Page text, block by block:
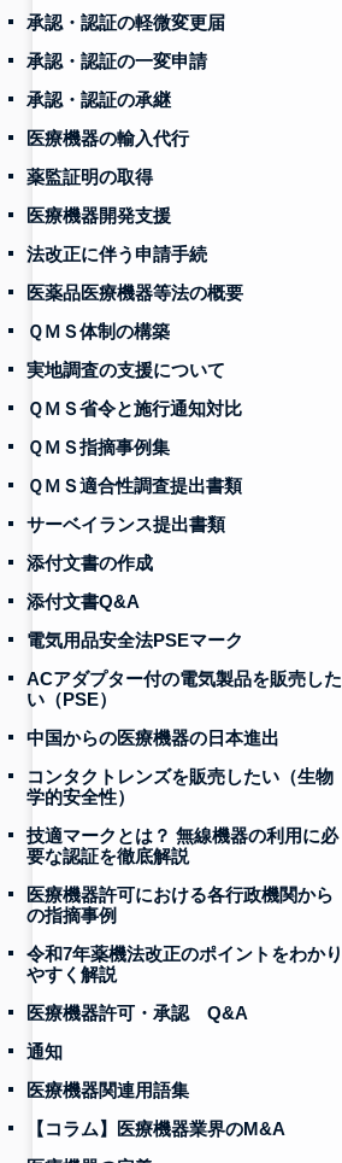
承認・認証の軽微変更届
承認・認証の一変申請
承認・認証の承継
医療機器の輸入代行
薬監証明の取得
医療機器開発支援
法改正に伴う申請手続
医薬品医療機器等法の概要
ＱＭＳ体制の構築
実地調査の支援について
ＱＭＳ省令と施行通知対比
ＱＭＳ指摘事例集
ＱＭＳ適合性調査提出書類
サーベイランス提出書類
添付文書の作成
添付文書Q&A
電気用品安全法PSEマーク
ACアダプター付の電気製品を販売した
い（PSE）
中国からの医療機器の日本進出
コンタクトレンズを販売したい（生物
学的安全性）
技適マークとは？ 無線機器の利用に必
要な認証を徹底解説
医療機器許可における各行政機関から
の指摘事例
令和7年薬機法改正のポイントをわかり
やすく解説
医療機器許可・承認 Q&A
通知
医療機器関連用語集
【コラム】医療機器業界のM&A